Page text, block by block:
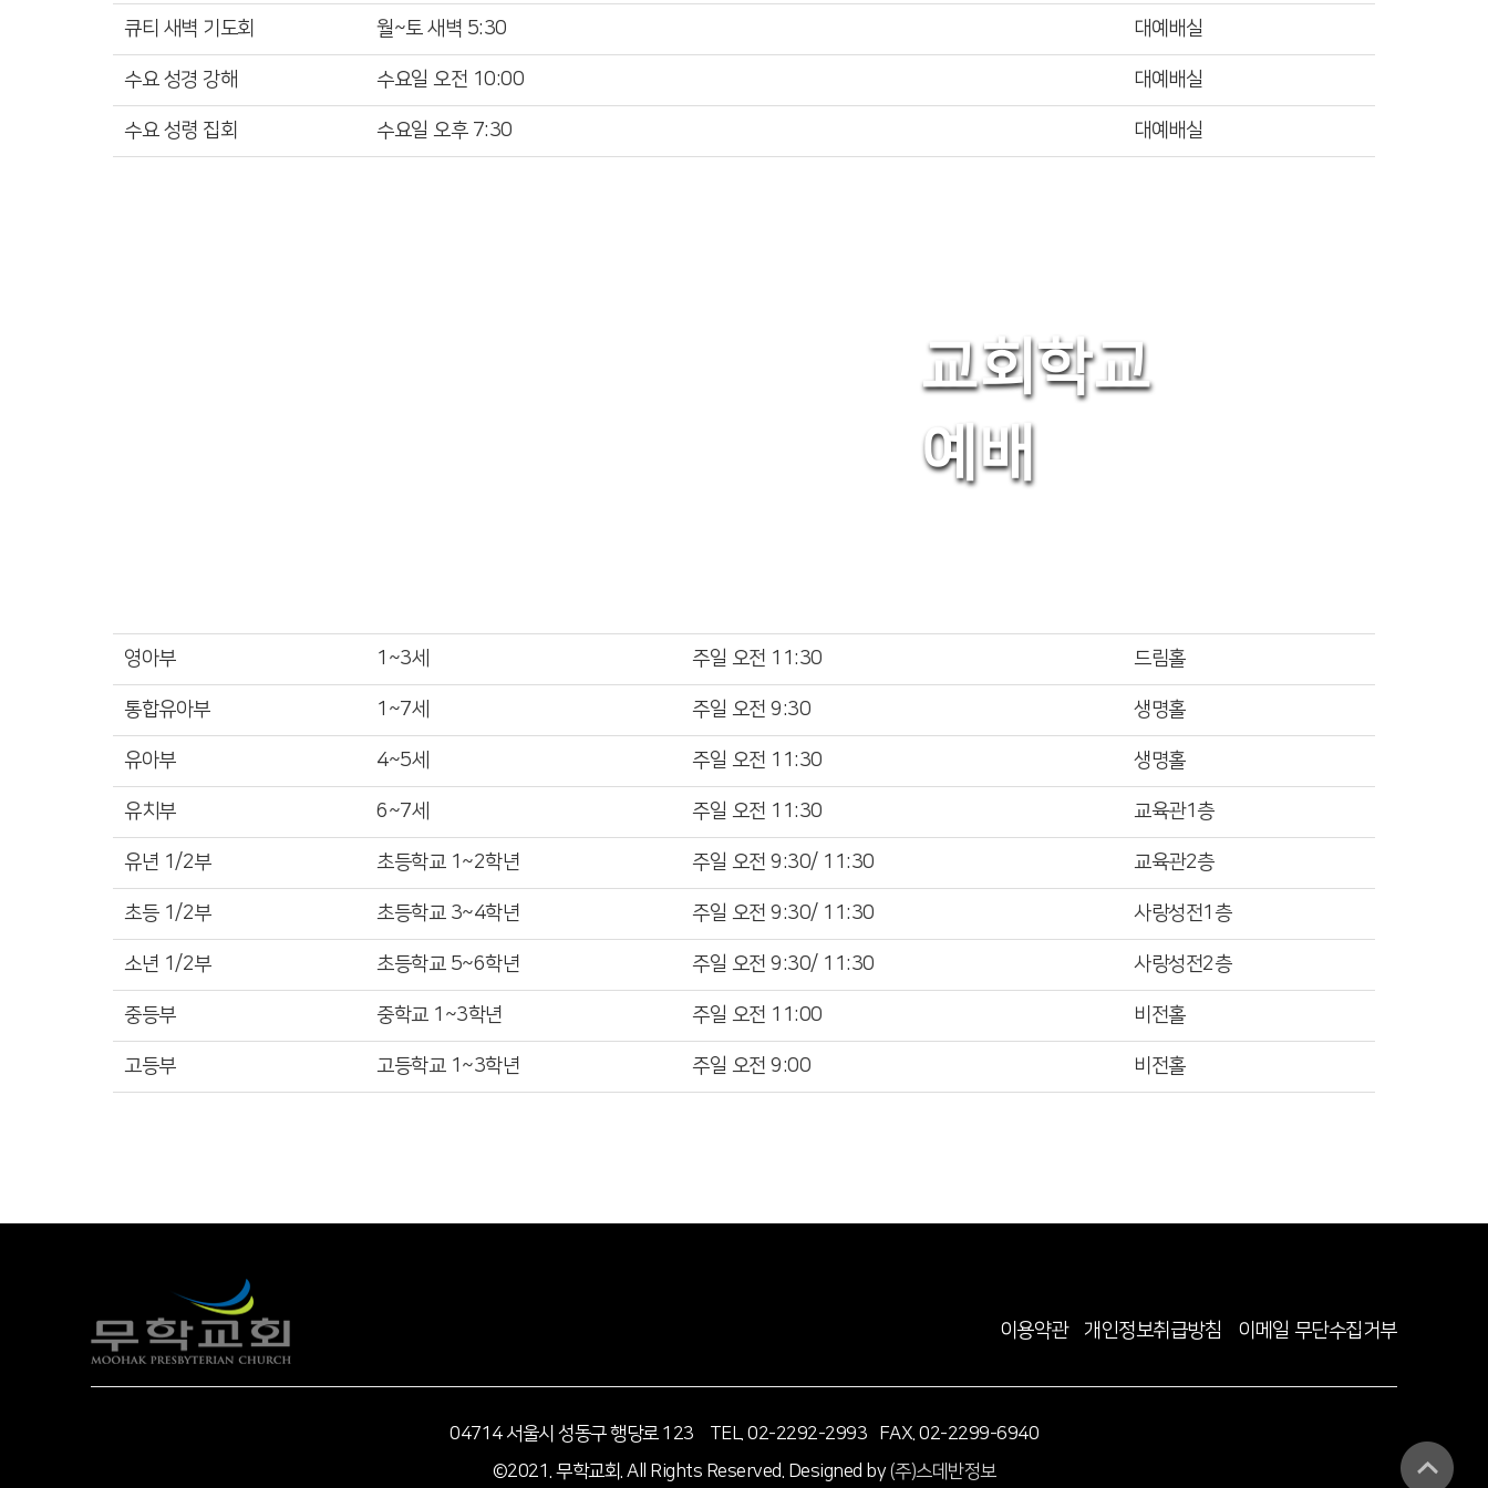
큐티 새벽 기도회 월~토 새벽 5:30 대예배실
수요 성경 강해 수요일 오전 10:00 대예배실
수요 성령 집회 수요일 오후 7:30 대예배실
교회학교
예배
영아부 1~3세 주일 오전 11:30 드림홀
통합유아부 1~7세 주일 오전 9:30 생명홀
유아부 4~5세 주일 오전 11:30 생명홀
유치부 6~7세​ 주일 오전 11:30 교육관1층
유년 1/2부 초등학교 1~2학년 주일 오전 9:30/ 11:30 교육관2층
초등 1/2부 초등학교 3~4학년 주일 오전 9:30/ 11:30 사랑성전1층
소년 1/2부 초등학교 5~6학년 주일 오전 9:30/ 11:30 사랑성전2층
중등부 중학교 1~3학년 주일 오전 11:00 비전홀
고등부 고등학교 1~3학년 주일 오전 9:00 비전홀
이용약관 개인정보취급방침 이메일 무단수집거부
04714 서울시 성동구 행당로 123 TEL. 02-2292-2993 FAX. 02-2299-6940
©2021. 무학교회. All Rights Reserved. Designed by(주)스데반정보